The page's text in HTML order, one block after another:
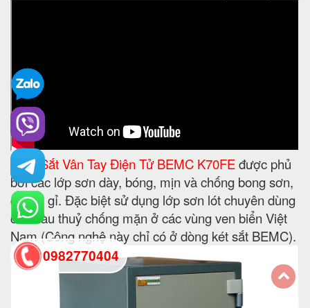
• Két Sắt Vân Tay Điện Tử BEMC K70FEđược phủ
bởi các lớp sơn dày, bóng, mịn và chống bong sơn,
chống gỉ. Đặc biệt sử dụng lớp sơn lót chuyên dùng
cho Tàu thuỷ chống mặn ở các vùng ven biển Việt
Nam (Công nghệ này chỉ có ở dòng két sắt BEMC).
0982770404